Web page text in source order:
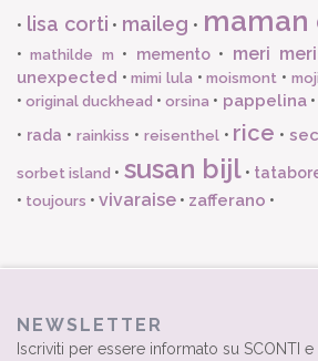
• lisa corti • maileg • maman
•mathilde m • memento• meri meri
unexpected •mimi lula •moismont •
•original duckhead •orsina • pappelina•
• rada • rainkiss • reisenthel• rice •
sorbet island • susan bijl•
• toujours • vivaraise • zafferano •
NEWSLETTER
Iscriviti per essere informato su SCONTI e